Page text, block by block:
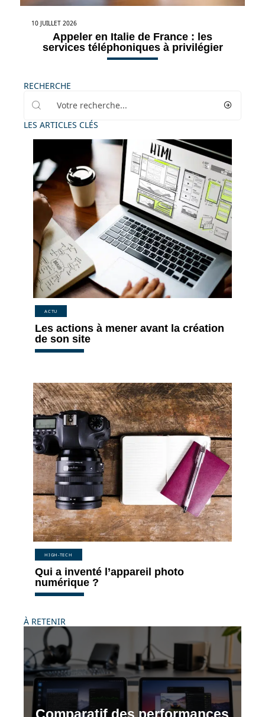
10 JUILLET 2026
Appeler en Italie de France : les
services téléphoniques à privilégier
RECHERCHE
LES ARTICLES CLÉS
ACTU
Les actions à mener avant la création
de son site
HIGH-TECH
Qui a inventé l’appareil photo
numérique ?
À RETENIR